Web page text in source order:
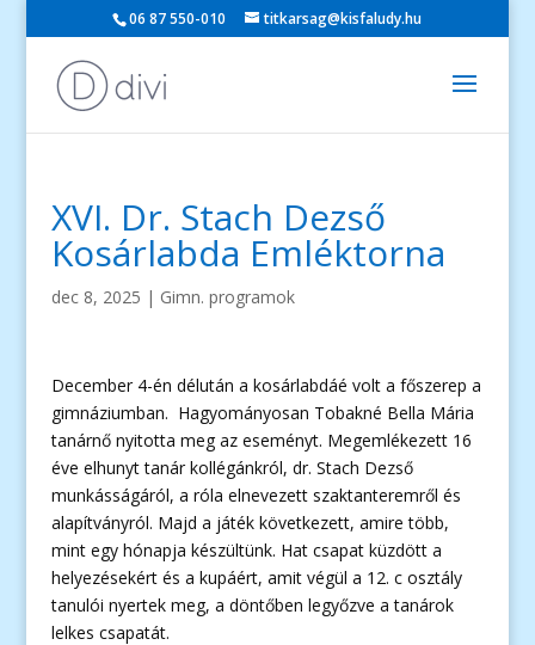
06 87 550-010 titkarsag@kisfaludy.hu
XVI. Dr. Stach Dezső
Kosárlabda Emléktorna
dec 8, 2025 | Gimn. programok
December 4-én délután a kosárlabdáé volt a főszerep a
gimnáziumban. Hagyományosan Tobakné Bella Mária
tanárnő nyitotta meg az eseményt. Megemlékezett 16
éve elhunyt tanár kollégánkról, dr. Stach Dezső
munkásságáról, a róla elnevezett szaktanteremről és
alapítványról. Majd a játék következett, amire több,
mint egy hónapja készültünk. Hat csapat küzdött a
helyezésekért és a kupáért, amit végül a 12. c osztály
tanulói nyertek meg, a döntőben legyőzve a tanárok
lelkes csapatát.